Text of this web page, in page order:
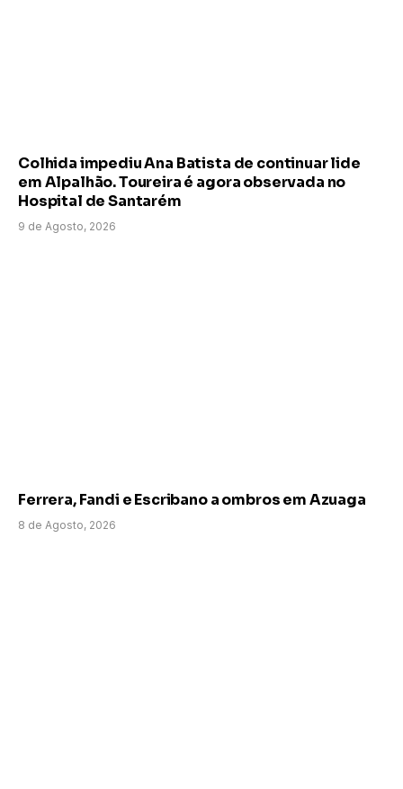
Colhida impediu Ana Batista de continuar lide
em Alpalhão. Toureira é agora observada no
Hospital de Santarém
9 de Agosto, 2026
Ferrera, Fandi e Escribano a ombros em Azuaga
8 de Agosto, 2026